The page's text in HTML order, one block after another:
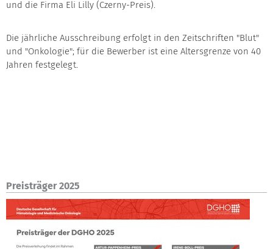
und die Firma Eli Lilly (Czerny-Preis).
Die jährliche Ausschreibung erfolgt in den Zeitschriften "Blut"
und "Onkologie"; für die Bewerber ist eine Altersgrenze von 40
Jahren festgelegt.
Preisträger 2025